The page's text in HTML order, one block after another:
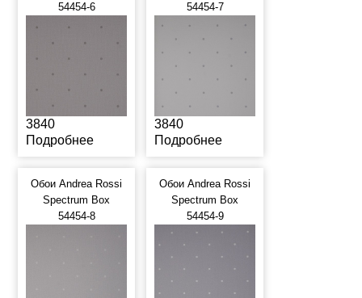
54454-6
3840
Подробнее
54454-7
3840
Подробнее
Обои Andrea Rossi
Spectrum Box
54454-8
Обои Andrea Rossi
Spectrum Box
54454-9